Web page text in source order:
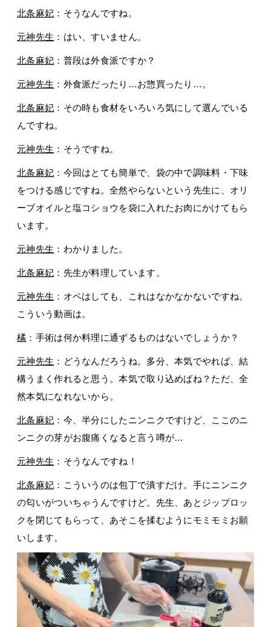
北条麻妃 ：そうなんですね。
元神先生 ：はい、すいません。
北条麻妃 ：普段は外食派ですか？
元神先生 ：外食派だったり…お惣買ったり…。
北条麻妃 ：その時も食材をいろいろ気にして選んでいる
んですね。
元神先生 ：そうですね。
北条麻妃 ：今回はとても簡単で、袋の中で調味料・下味
をつける感じですね。全然やらないという先生に、オリ
ーブオイルと塩コショウを袋に入れたお肉にかけてもら
います。
元神先生 ：わかりました。
北条麻妃 ：先生が料理しています。
元神先生 ：オペはしても、これはなかなかないですね。
こういう動画は。
橘 ：手術は何か料理に通ずるものはないでしょうか？
元神先生 ：どうなんだろうね。多分、本気でやれば、結
構うまく作れると思う。本気で取り込めばね？ただ、全
然本気になれないから。
北条麻妃 ：今、半分にしたニンニクですけど、ここのニ
ンニクの芽がお腹痛くなると言う噂が…
元神先生 ：そうなんですね！
北条麻妃 ：こういうのは包丁で潰すだけ。手にニンニク
の匂いがついちゃうんですけど。先生、あとジップロッ
クを閉じてもらって、あそこを揉むようにモミモミお願
いします。